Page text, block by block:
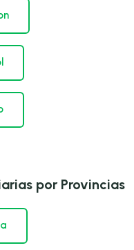
por Provincias